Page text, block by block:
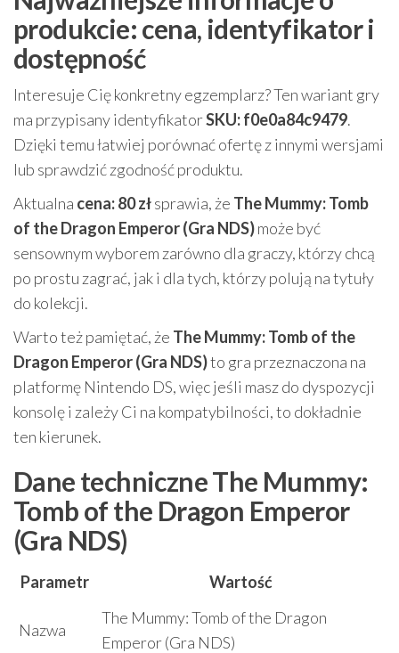
produkcie: cena, identyfikator i
dostępność
Interesuje Cię konkretny egzemplarz? Ten wariant gry
ma przypisany identyfikatorSKU: f0e0a84c9479.
Dzięki temu łatwiej porównać ofertę z innymi wersjami
lub sprawdzić zgodność produktu.
Aktualna cena: 80 złsprawia, że The Mummy: Tomb
of the Dragon Emperor (Gra NDS)może być
sensownym wyborem zarówno dla graczy, którzy chcą
po prostu zagrać, jak i dla tych, którzy polują na tytuły
do kolekcji.
Warto też pamiętać, że The Mummy: Tomb of the
Dragon Emperor (Gra NDS)to gra przeznaczona na
platformę Nintendo DS, więc jeśli masz do dyspozycji
konsolę i zależy Ci na kompatybilności, to dokładnie
ten kierunek.
Dane techniczne The Mummy:
Tomb of the Dragon Emperor
(Gra NDS)
Parametr Wartość
Nazwa
The Mummy: Tomb of the Dragon
Emperor (Gra NDS)